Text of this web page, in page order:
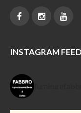
INSTAGRAM FEED